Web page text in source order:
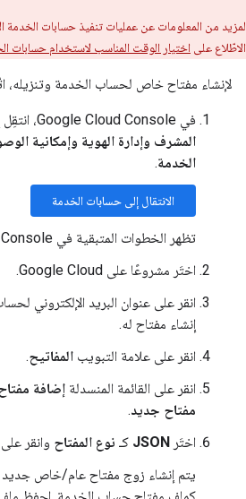
لمزيد من المعلومات عن عمليات تنفيذ حسابات الخدمة
الاطّلاع على اختيار الوقت المناسب لاستخدام حسابات
لإنشاء مفتاح خاص لحساب الخدمة وتنزيله،
في Google Cloud Console، انتقِل إلى "القائمة"
المشرف وإدارة الهوية وإمكانية
الخدمة.
الانتقال إلى حسابات الخدمة
تظهر الخطوات المتبقية في Google Cloud Console.
اختَر مشروعًا على Google Cloud.
انقر على عنوان البريد الإلكتروني
إنشاء مفتاح له.
انقر على علامة التبويب المفاتيح.
انقر على القائمة المنسدلة إضافة
مفتاح جديد.
اختَر JSON كـ نوع المفتاح وانقر على
يتم إنشاء زوج مفتاح عام/خاص جديد